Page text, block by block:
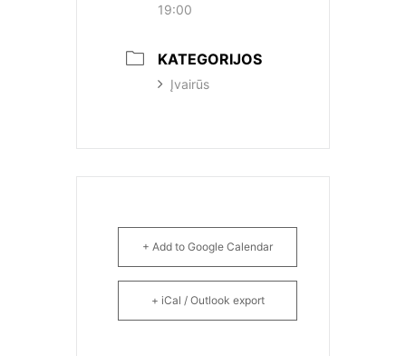
19:00
KATEGORIJOS
Įvairūs
+ Add to Google Calendar
+ iCal / Outlook export